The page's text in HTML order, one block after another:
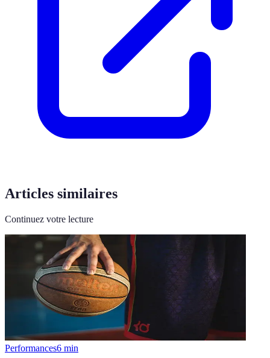
Articles similaires
Continuez votre lecture
Performances6 min